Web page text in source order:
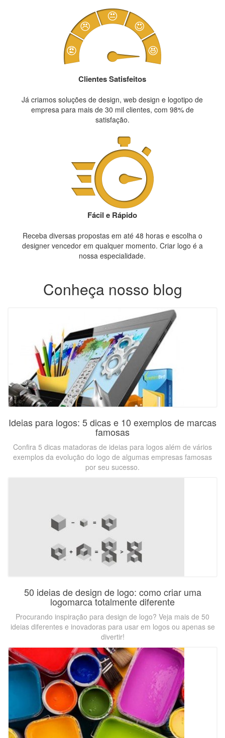
Clientes Satisfeitos
Já criamos soluções de design, web design e logotipo de
empresa para mais de 30 mil clientes, com 98% de
satisfação.
Fácil e Rápido
Receba diversas propostas em até 48 horas e escolha o
designer vencedor em qualquer momento. Criar logo é a
nossa especialidade.
Conheça nosso blog
Ideias para logos: 5 dicas e 10 exemplos de marcas
famosas
Confira 5 dicas matadoras de ideias para logos além de vários
exemplos da evolução do logo de algumas empresas famosas
por seu sucesso.
50 ideias de design de logo: como criar uma
logomarca totalmente diferente
Procurando inspiração para design de logo? Veja mais de 50
ideias diferentes e inovadoras para usar em logos ou apenas se
divertir!